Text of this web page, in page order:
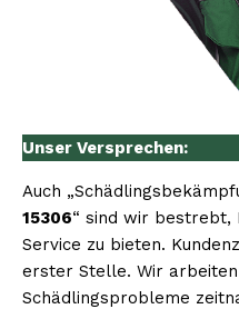
Unser Versprechen:
Auch
15306“ sind wir bestrebt,
Service zu bieten.
erster Stelle. Wir
Schädlingsprobleme